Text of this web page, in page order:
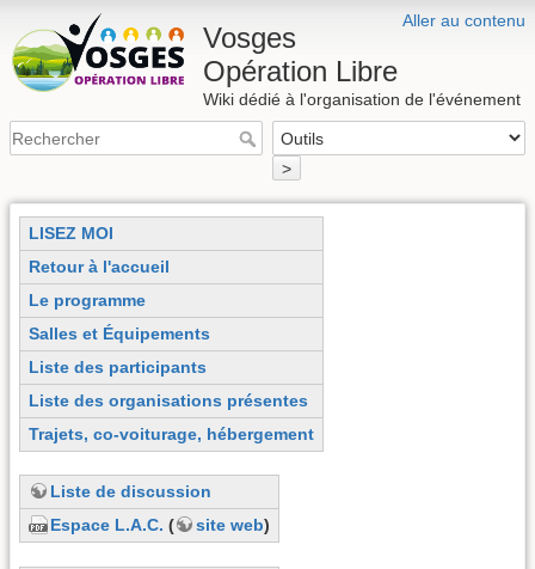
Aller au contenu
Vosges
Opération Libre
Wiki dédié à l'organisation de l'événement
>
LISEZ MOI
Retour à l'accueil
Le programme
Salles et Équipements
Liste des participants
Liste des organisations présentes
Trajets, co-voiturage, hébergement
Liste de discussion
Espace L.A.C. ( site web)